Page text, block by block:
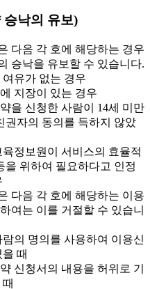
승낙의 유보)
다음 각 호에 해당하는 경우
승낙을 유보할 수 있습니다.
여유가 없는 경우
지장이 있는 경우
을 신청한 사람이 14세 미만
권자의 동의를 득하지 않았
육정보원이 서비스의 효율적
을 위하여 필요하다고 인정
다음 각 호에 해당하는 이용
여는 이를 거절할 수 있습니
람의 명의를 사용하여 이용신
때
신청서의 내용을 허위로 기